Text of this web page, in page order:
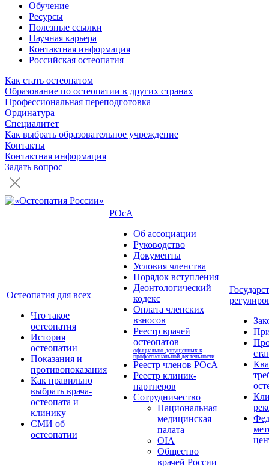
Обучение
Ресурсы
Полезные ссылки
Научная карьера
Контактная информация
Российская остеопатия
Как стать остеопатом
Образование по остеопатии в других странах
Профессиональная переподготовка
Ординатура
Специалитет
Как выбрать образовательное учреждение
Контакты
Контактная информация
Задать вопрос
Остеопатия для всех
Что такое
остеопатия
История
остеопатии
Показания и
противопоказания
Как правильно
выбрать врача-
остеопата и
клинику
СМИ об
остеопатии
РОсА
Об ассоциации
Руководство
Документы
Условия членства
Порядок вступления
Деонтологический
кодекс
Оплата членских
взносов
Реестр врачей
остеопатов
официально допущенных к
профессиональной деятельности
Реестр членов РОсА
Реестр клиник-
партнеров
Сотрудничество
Национальная
медицинская
палата
OIA
Общество
врачей России